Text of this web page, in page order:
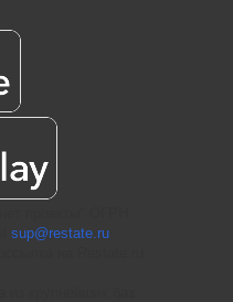
sup@restate.ru